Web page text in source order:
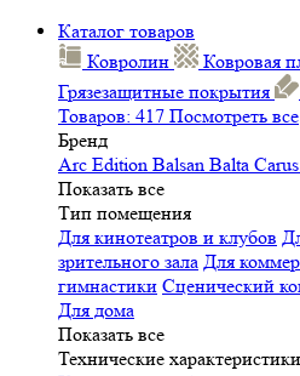
Каталог товаров
Ковролин
Ковровая
Грязезащитные покрытия
Товаров: 417 Посмотреть все
Бренд
Arc Edition Balsan Balta Carus
Показать все
Тип помещения
Для кинотеатров и клубов
зрительного зала Для
гимнастики Сценический
Для дома
Показать все
Технические характеристики